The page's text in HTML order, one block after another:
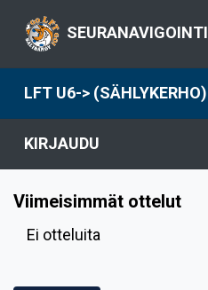
SEURANAVIGOINTI
LFT U6-> (SÄHLYKERHO)
KIRJAUDU
Viimeisimmät ottelut
Ei otteluita